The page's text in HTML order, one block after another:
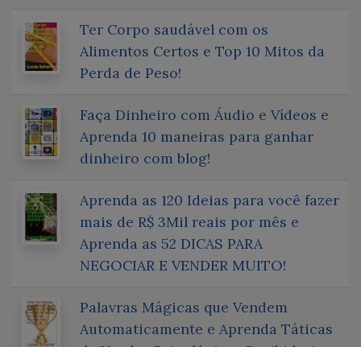
Ter Corpo saudável com os
Alimentos Certos e Top 10 Mitos da
Perda de Peso!
Faça Dinheiro com Áudio e Vídeos e
Aprenda 10 maneiras para ganhar
dinheiro com blog!
Aprenda as 120 Ideias para você fazer
mais de R$ 3Mil reais por mês e
Aprenda as 52 DICAS PARA
NEGOCIAR E VENDER MUITO!
Palavras Mágicas que Vendem
Automaticamente e Aprenda Táticas